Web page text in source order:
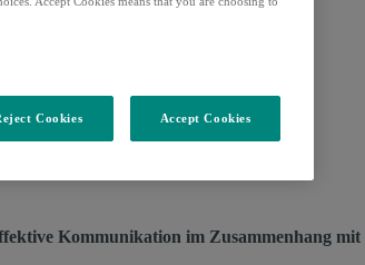
Kommunikation im Zusammenhang
Cookies Accept Cookies